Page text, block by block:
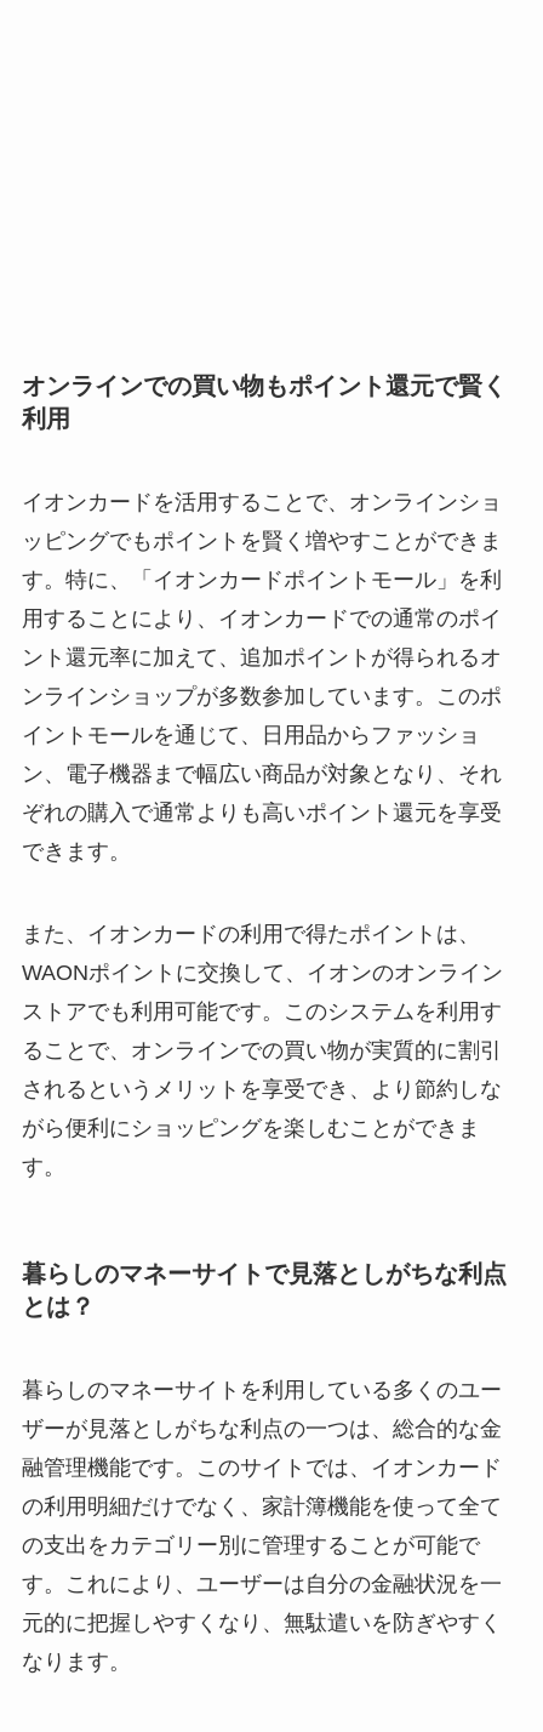
オンラインでの買い物もポイント還元で賢く
利用
イオンカードを活用することで、オンラインショ
ッピングでもポイントを賢く増やすことができま
す。特に、「イオンカードポイントモール」を利
用することにより、イオンカードでの通常のポイ
ント還元率に加えて、追加ポイントが得られるオ
ンラインショップが多数参加しています。このポ
イントモールを通じて、日用品からファッショ
ン、電子機器まで幅広い商品が対象となり、それ
ぞれの購入で通常よりも高いポイント還元を享受
できます。
また、イオンカードの利用で得たポイントは、
WAONポイントに交換して、イオンのオンライン
ストアでも利用可能です。このシステムを利用す
ることで、オンラインでの買い物が実質的に割引
されるというメリットを享受でき、より節約しな
がら便利にショッピングを楽しむことができま
す。
暮らしのマネーサイトで見落としがちな利点
とは？
暮らしのマネーサイトを利用している多くのユー
ザーが見落としがちな利点の一つは、総合的な金
融管理機能です。このサイトでは、イオンカード
の利用明細だけでなく、家計簿機能を使って全て
の支出をカテゴリー別に管理することが可能で
す。これにより、ユーザーは自分の金融状況を一
元的に把握しやすくなり、無駄遣いを防ぎやすく
なります。